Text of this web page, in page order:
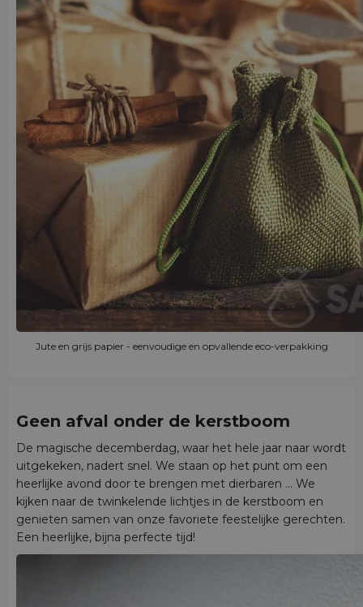
Jute en grijs papier - eenvoudige en opvallende eco-verpakking
Geen afval onder de kerstboom
De magische decemberdag, waar het hele jaar naar wordt
uitgekeken, nadert snel. We staan op het punt om een
heerlijke avond door te brengen met dierbaren ... We
kijken naar de twinkelende lichtjes in de kerstboom en
genieten samen van onze favoriete feestelijke gerechten.
Een heerlijke, bijna perfecte tijd!